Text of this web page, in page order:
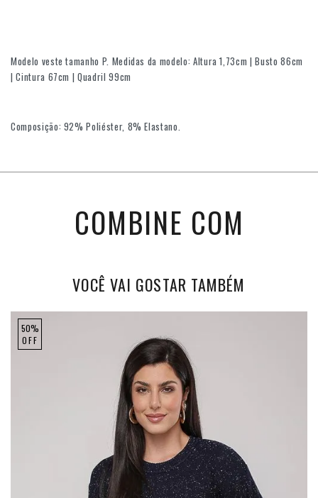
Modelo veste tamanho P. Medidas da modelo: Altura 1,73cm | Busto 86cm
| Cintura 67cm | Quadril 99cm
Composição: 92% Poliéster, 8% Elastano.
COMBINE COM
VOCÊ VAI GOSTAR TAMBÉM
50%
OFF